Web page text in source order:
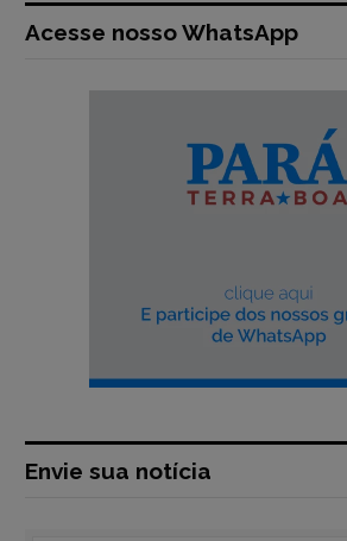
Acesse nosso WhatsApp
Envie sua notícia